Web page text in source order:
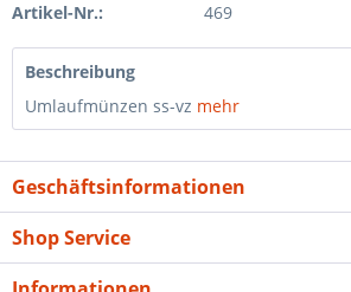
Artikel-Nr.: 469
Beschreibung
Umlaufmünzen ss-vz mehr
Geschäftsinformationen
Shop Service